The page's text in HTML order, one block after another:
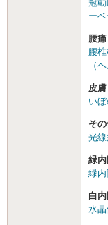
冠動
ー
腰痛
腰
（
皮
い
そ
光線
緑
緑
白
水